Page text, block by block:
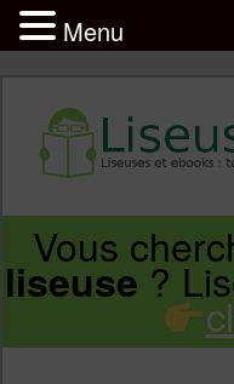
Infos sur les
Vivlio,
Aller
Aller
Vous
liseuse?
Menu